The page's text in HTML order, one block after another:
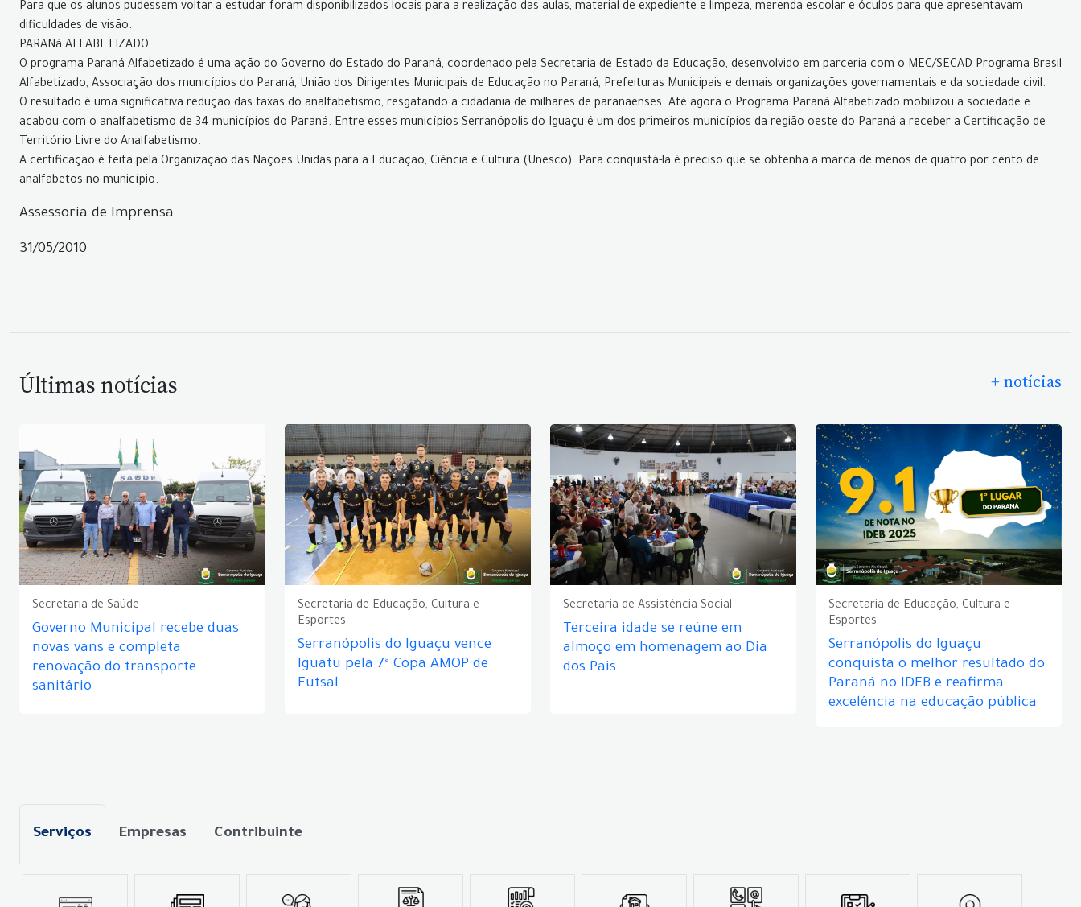
Para que os alunos pudessem voltar a estudar foram disponibilizados locais para a realização das aulas, material de expediente e limpeza, merenda escolar e óculos para que apresentavam
dificuldades de visão.
PARANá ALFABETIZADO
O programa Paraná Alfabetizado é uma ação do Governo do Estado do Paraná, coordenado pela Secretaria de Estado da Educação, desenvolvido em parceria com o MEC/SECAD Programa Brasil
Alfabetizado, Associação dos municípios do Paraná, União dos Dirigentes Municipais de Educação no Paraná, Prefeituras Municipais e demais organizações governamentais e da sociedade civil.
O resultado é uma significativa redução das taxas do analfabetismo, resgatando a cidadania de milhares de paranaenses. Até agora o Programa Paraná Alfabetizado mobilizou a sociedade e
acabou com o analfabetismo de 34 municípios do Paraná. Entre esses municípios Serranópolis do Iguaçu é um dos primeiros municípios da região oeste do Paraná a receber a Certificação de
Território Livre do Analfabetismo.
A certificação é feita pela Organização das Nações Unidas para a Educação, Ciência e Cultura (Unesco). Para conquistá-la é preciso que se obtenha a marca de menos de quatro por cento de
analfabetos no município.
Assessoria de Imprensa
31/05/2010
Últimas notícias + notícias
Secretaria de Saúde
Governo Municipal recebe duas
novas vans e completa
renovação do transporte
sanitário
Secretaria de Educação, Cultura e
Esportes
Serranópolis do Iguaçu vence
Iguatu pela 7ª Copa AMOP de
Futsal
Secretaria de Assistência Social
Terceira idade se reúne em
almoço em homenagem ao Dia
dos Pais
Secretaria de Educação, Cultura e
Esportes
Serranópolis do Iguaçu
conquista o melhor resultado do
Paraná no IDEB e reafirma
excelência na educação pública
Serviços Empresas Contribuinte